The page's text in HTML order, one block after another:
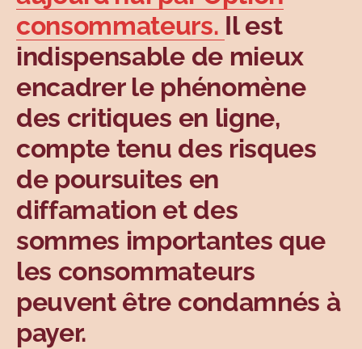
consommateurs. Il est
indispensable de mieux
encadrer le phénomène
des critiques en ligne,
compte tenu des risques
de poursuites en
diffamation et des
sommes importantes que
les consommateurs
peuvent être condamnés à
payer.